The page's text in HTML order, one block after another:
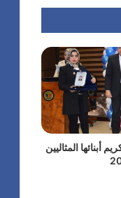
أبنائها المثاليين